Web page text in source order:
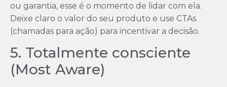
ou garantia, esse é o momento de lidar com ela.
Deixe claro o valor do seu produto e use CTAs
(chamadas para ação) para incentivar a decisão.
5. Totalmente consciente
(Most Aware)